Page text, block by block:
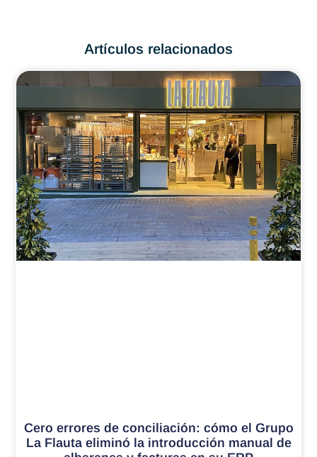
Artículos relacionados
Cero errores de conciliación: cómo el Grupo
La Flauta eliminó la introducción manual de